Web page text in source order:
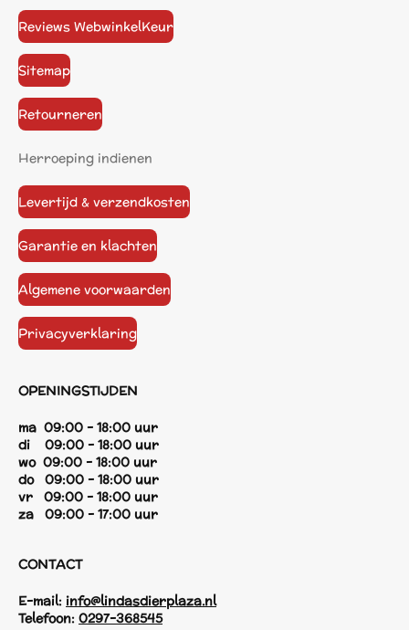
Reviews WebwinkelKeur
Sitemap
Retourneren
Herroeping indienen
Levertijd & verzendkosten
Garantie en klachten
Algemene voorwaarden
Privacyverklaring
OPENINGSTIJDEN
ma 09:00 - 18:00 uur
di 09:00 - 18:00 uur
wo 09:00 - 18:00 uur
do 09:00 - 18:00 uur
vr 09:00 - 18:00 uur
za 09:00 - 17:00 uur
CONTACT
E-mail: info@lindasdierplaza.nl
Telefoon: 0297-368545